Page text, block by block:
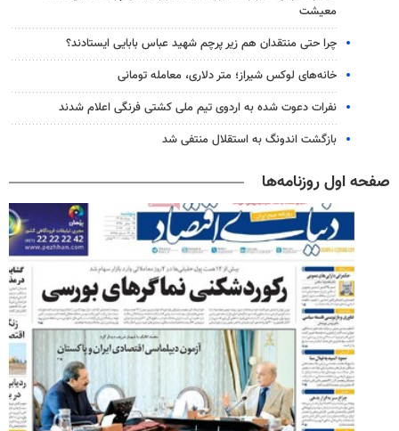
معیشت
چرا حتی منتقدان هم زیر پرچم شهید عباس بابایی ایستادند؟
خانه‌های لوکس شیراز؛ متر دلاری، معامله تومانی
نفرات دعوت شده به اردوی تیم ملی کشتی فرنگی اعلام شدند
بازگشت اندونگ به استقلال منتفی شد
صفحه اول روزنامه‌ها